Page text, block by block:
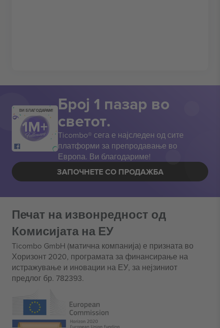
ВИ БЛАГОДАРАМ! Број 1 пазар во
светот.
Ticombo® сега е најследен од сите
платформи за препродавање во
Европа. Ви благодариме!
ЗАПОЧНЕТЕ СО ПРОДАЖБА
Печат на извонредност од
Комисијата на ЕУ
Ticombo GmbH (матична компанија) е призната во
Хоризонт 2020, програмата за финансирање на
истражување и иновации на ЕУ, за нејзиниот
предлог бр. 782393.